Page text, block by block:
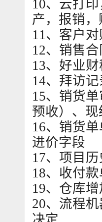
10、云打
产，报销，
11、客户
12、销售
13、好业
14、拜访
15、销货
预收）、
16、销货
进价字段
17、项目
18、收付
19、仓库
20、流程
决定